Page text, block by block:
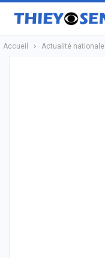
Accueil Actualité nationale